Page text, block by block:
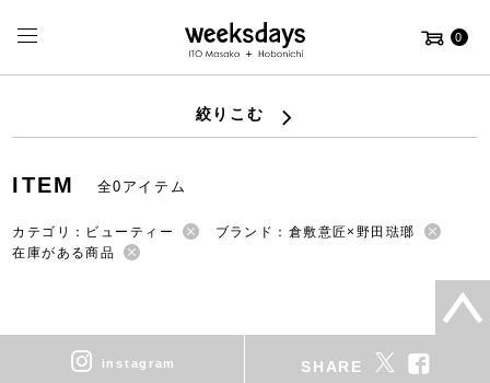
0
絞りこむ
ITEM 全0アイテム
カテゴリ：ビューティー
ブランド：倉敷意匠×野田琺瑯
在庫がある商品
instagram SHARE